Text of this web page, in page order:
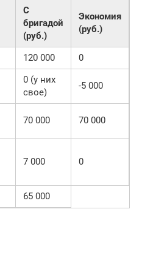
С
бригадой
(руб.)
Экономия
(руб.)
120 000
0
0 (у них
свое)
-5 000
70 000 70 000
7 000 0
65 000